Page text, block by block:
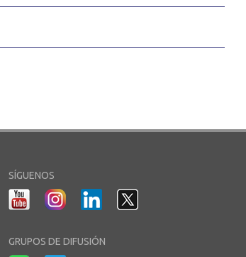
SÍGUENOS
GRUPOS DE DIFUSIÓN